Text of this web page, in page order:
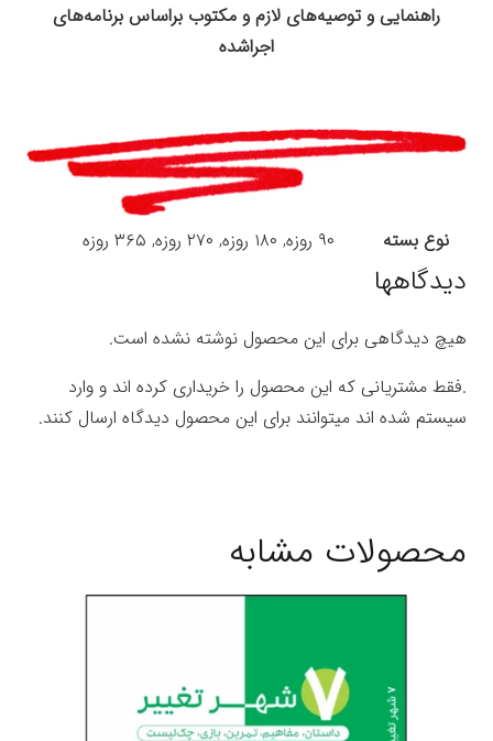
راهنمایی و توصیه‌های لازم و مکتوب براساس برنامه‌های
اجراشده
نوع بسته ۹۰ روزه, ۱۸۰ روزه, ۲۷۰ روزه, ۳۶۵ روزه
دیدگاهها
هیچ دیدگاهی برای این محصول نوشته نشده است.
.فقط مشتریانی که این محصول را خریداری کرده اند و وارد
سیستم شده اند میتوانند برای این محصول دیدگاه ارسال کنند.
محصولات مشابه